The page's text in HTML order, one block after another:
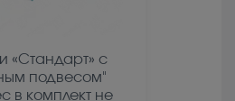
«Стандарт» с
подвесом"
в комплект не